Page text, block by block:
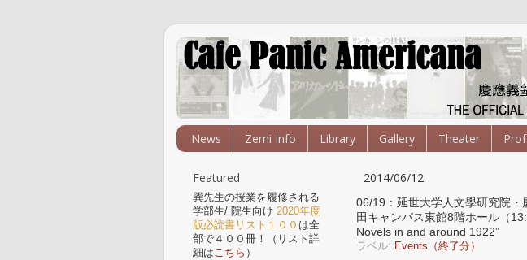
News Zemi Info Library Gallery Theater
2014/06/12
06/19：延世大学人文學研究院
田キャンパス東館8階ホール（
Novels in and around 1922”
ラベル: Events（終了分）
Featured
巽先生の授業を履修される
学部生/ 院生向け 2020年度
版必読書リスト１００ は全
部で４００冊！（リスト詳
細はこちら ）